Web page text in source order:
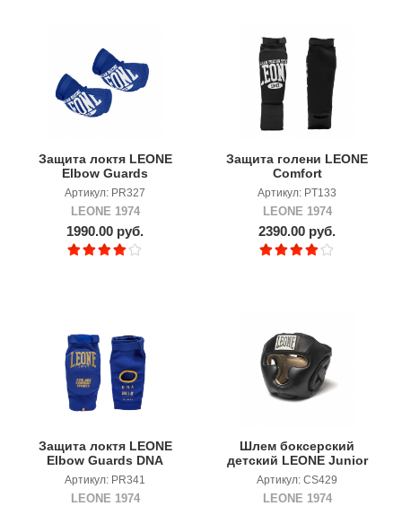
Защита локтя LEONE
Elbow Guards
Артикул: PR327
LEONE 1974
1990.00 руб.
Защита голени LEONE
Comfort
Артикул: PT133
LEONE 1974
2390.00 руб.
Защита локтя LEONE
Elbow Guards DNA
Артикул: PR341
LEONE 1974
Шлем боксерский
детский LEONE Junior
Артикул: CS429
LEONE 1974